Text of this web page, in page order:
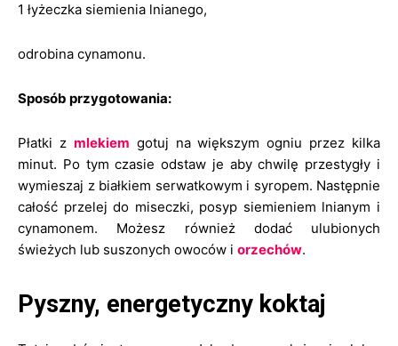
1 łyżeczka siemienia lnianego,
odrobina cynamonu.
Sposób przygotowania:
Płatki z mlekiem gotuj na większym ogniu przez kilka
minut. Po tym czasie odstaw je aby chwilę przestygły i
wymieszaj z białkiem serwatkowym i syropem. Następnie
całość przelej do miseczki, posyp siemieniem lnianym i
cynamonem. Możesz również dodać ulubionych
świeżych lub suszonych owoców i orzechów.
Pyszny, energetyczny koktaj